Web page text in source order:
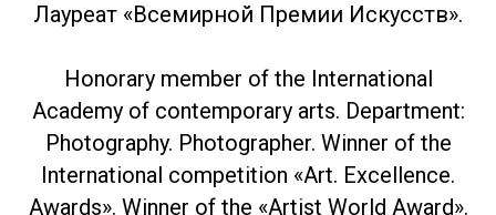
Лауреат «Всемирной Премии Искусств».
Honorary member of the International
Academy of contemporary arts. Department:
Photography. Photographer. Winner of the
International competition «Art. Excellence.
Awards». Winner of the «Artist World Award».